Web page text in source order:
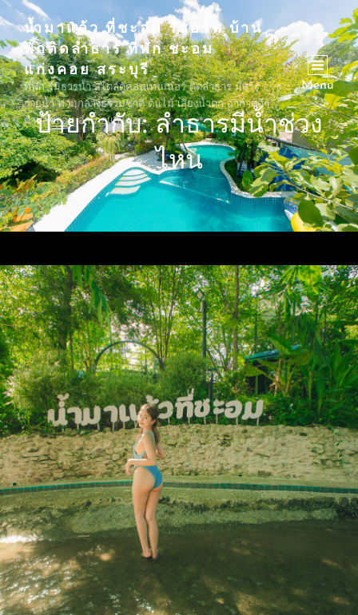
น้ำมาแล้ว ที่ชะอม รีสอร์ท บ้าน
พักติดลำธาร ที่พัก ชะอม
แก่งคอย สระบุรี
ที่พัก ริมธารน้ำ สไตล์ตู้คอนเทนเนอร์ ติดลำธาร มีสระ
ว่ายน้ำ ท่ามกลางธรรมชาติ ต้นไม้ เสียงน้ำตก อากาศดีๆ
ตำบลชะอม อำเภอแก่งคอย
Menu
ป้ายกำกับ:ลำธารมีน้ำช่วง
ไหน